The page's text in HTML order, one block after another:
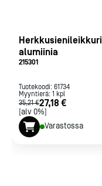
Herkkusienileikkuri
alumiinia
215301
Tuotekoodi: 61734
Myyntierä: 1 kpl
35,21 €27,18 €
[alv 0%]
Varastossa